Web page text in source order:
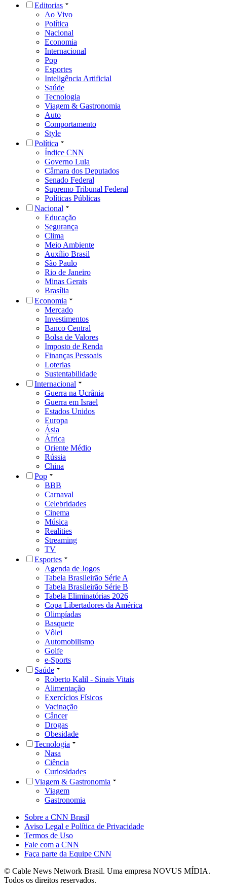
Editorias
Ao Vivo
Política
Nacional
Economia
Internacional
Pop
Esportes
Inteligência Artificial
Saúde
Tecnologia
Viagem & Gastronomia
Auto
Comportamento
Style
Política
Índice CNN
Governo Lula
Câmara dos Deputados
Senado Federal
Supremo Tribunal Federal
Políticas Públicas
Nacional
Educação
Segurança
Clima
Meio Ambiente
Auxílio Brasil
São Paulo
Rio de Janeiro
Minas Gerais
Brasília
Economia
Mercado
Investimentos
Banco Central
Bolsa de Valores
Imposto de Renda
Finanças Pessoais
Loterias
Sustentabilidade
Internacional
Guerra na Ucrânia
Guerra em Israel
Estados Unidos
Europa
Ásia
África
Oriente Médio
Rússia
China
Pop
BBB
Carnaval
Celebridades
Cinema
Música
Realities
Streaming
TV
Esportes
Agenda de Jogos
Tabela Brasileirão Série A
Tabela Brasileirão Série B
Tabela Eliminatórias 2026
Copa Libertadores da América
Olimpíadas
Basquete
Vôlei
Automobilismo
Golfe
e-Sports
Saúde
Roberto Kalil - Sinais Vitais
Alimentação
Exercícios Físicos
Vacinação
Câncer
Drogas
Obesidade
Tecnologia
Nasa
Ciência
Curiosidades
Viagem & Gastronomia
Viagem
Gastronomia
Sobre a CNN Brasil
Aviso Legal e Política de Privacidade
Termos de Uso
Fale com a CNN
Faça parte da Equipe CNN
© Cable News Network Brasil. Uma empresa NOVUS MÍDIA.
Todos os direitos reservados.